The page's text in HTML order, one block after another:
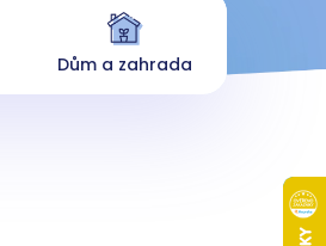
Dům a zahrada